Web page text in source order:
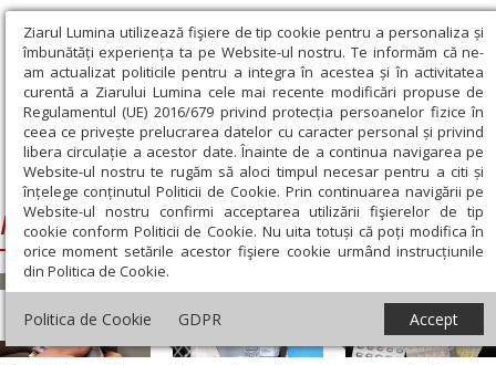
Ziarul Lumina utilizează fişiere de tip cookie pentru a personaliza și
îmbunătăți experiența ta pe Website-ul nostru. Te informăm că ne-
am actualizat politicile pentru a integra în acestea și în activitatea
curentă a Ziarului Lumina cele mai recente modificări propuse de
Regulamentul (UE) 2016/679 privind protecția persoanelor fizice în
ceea ce privește prelucrarea datelor cu caracter personal și privind
libera circulație a acestor date. Înainte de a continua navigarea pe
Website-ul nostru te rugăm să aloci timpul necesar pentru a citi și
înțelege conținutul Politicii de Cookie. Prin continuarea navigării pe
Website-ul nostru confirmi acceptarea utilizării fişierelor de tip
cookie conform Politicii de Cookie. Nu uita totuși că poți modifica în
orice moment setările acestor fişiere cookie urmând instrucțiunile
din Politica de Cookie.
Politica de Cookie GDPR Accept
Ziarul Lumina › Institutul Naţional de Statistică
Institutul Naţional de Statistică
socială
socială
Actualitate